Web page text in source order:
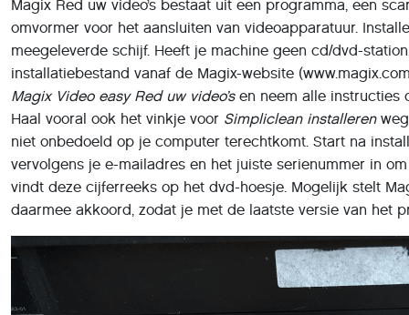
meegeleverde schijf. Heeft je machine geen cd/dvd-
installatiebestand vanaf de Magix-website
Magix Video easy Red uw video’sen neem alle instructies
Haal vooral ook het vinkje voorSimpliclean installeren
niet onbedoeld op je computer terechtkomt. Start na
vervolgens je e-mailadres en het juiste serienummer in
vindt deze cijferreeks op het dvd-hoesje. Mogelijk stelt
daarmee akkoord, zodat je met de laatste versie van het